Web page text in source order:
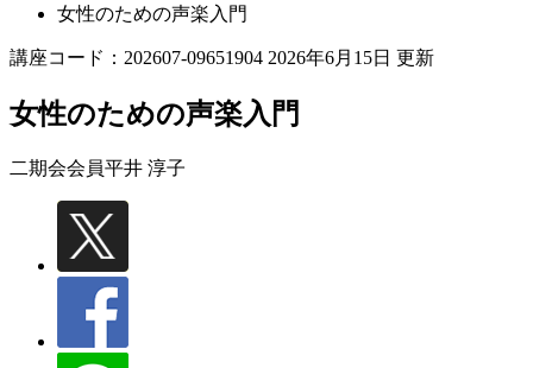
女性のための声楽入門
講座コード：202607-09651904 2026年6月15日 更新
女性のための声楽入門
二期会会員平井 淳子